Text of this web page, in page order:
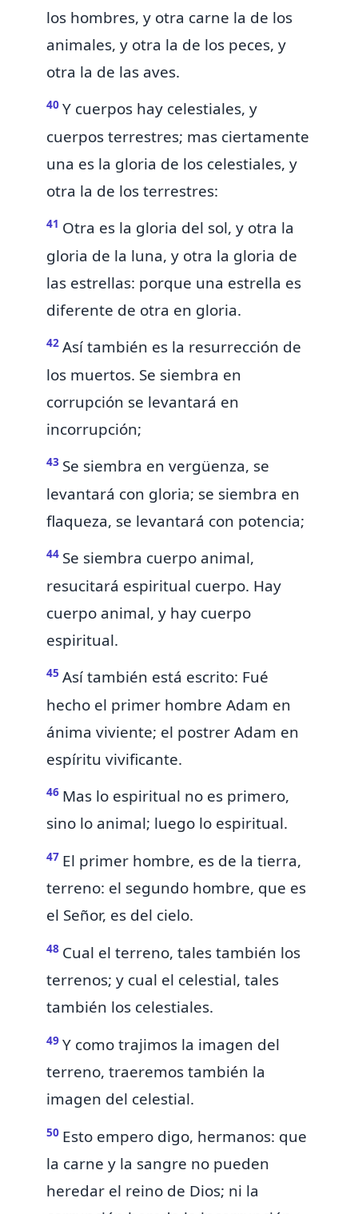
los hombres, y otra carne la de los
animales, y otra la de los peces, y
otra la de las aves.
40 Y cuerpos hay celestiales, y
cuerpos terrestres; mas ciertamente
una es la gloria de los celestiales, y
otra la de los terrestres:
41 Otra es la gloria del sol, y otra la
gloria de la luna, y otra la gloria de
las estrellas: porque una estrella es
diferente de otra en gloria.
42 Así también es la resurrección de
los muertos. Se siembra en
corrupción se levantará en
incorrupción;
43 Se siembra en vergüenza, se
levantará con gloria; se siembra en
flaqueza, se levantará con potencia;
44 Se siembra cuerpo animal,
resucitará espiritual cuerpo. Hay
cuerpo animal, y hay cuerpo
espiritual.
45 Así también está escrito: Fué
hecho el primer hombre Adam en
ánima viviente; el postrer Adam en
espíritu vivificante.
46 Mas lo espiritual no es primero,
sino lo animal; luego lo espiritual.
47 El primer hombre, es de la tierra,
terreno: el segundo hombre, que es
el Señor, es del cielo.
48 Cual el terreno, tales también los
terrenos; y cual el celestial, tales
también los celestiales.
49 Y como trajimos la imagen del
terreno, traeremos también la
imagen del celestial.
50 Esto empero digo, hermanos: que
la carne y la sangre no pueden
heredar el reino de Dios; ni la